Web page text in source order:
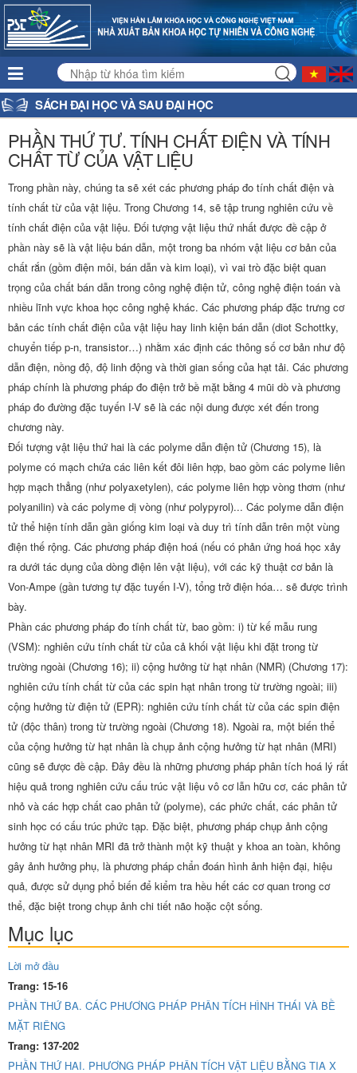
SÁCH ĐẠI HỌC VÀ SAU ĐẠI HỌC
PHẦN THỨ TƯ. TÍNH CHẤT ĐIỆN VÀ TÍNH
CHẤT TỪ CỦA VẬT LIỆU
Trong phần này, chúng ta sẽ xét các phương pháp đo tính chất điện và
tính chất từ của vật liệu. Trong Chương 14, sẽ tập trung nghiên cứu về
tính chất điện của vật liệu. Đối tượng vật liệu thứ nhất được đề cập ở
phần này sẽ là vật liệu bán dẫn, một trong ba nhóm vật liệu cơ bản của
chất rắn (gồm điện môi, bán dẫn và kim loại), vì vai trò đặc biệt quan
trọng của chất bán dẫn trong công nghệ điện tử, công nghệ điện toán và
nhiều lĩnh vực khoa học công nghệ khác. Các phương pháp đặc trưng cơ
bản các tính chất điện của vật liệu hay linh kiện bán dẫn (diot Schottky,
chuyển tiếp p-n, transistor…) nhằm xác định các thông số cơ bản như độ
dẫn điện, nồng độ, độ linh động và thời gian sống của hạt tải. Các phương
pháp chính là phương pháp đo điện trở bề mặt bằng 4 mũi dò và phương
pháp đo đường đặc tuyến I-V sẽ là các nội dung được xét đến trong
chương này.
Đối tượng vật liệu thứ hai là các polyme dẫn điện tử (Chương 15), là
polyme có mạch chứa các liên kết đôi liên hợp, bao gồm các polyme liên
hợp mạch thẳng (như polyaxetylen), các polyme liên hợp vòng thơm (như
polyanilin) và các polyme dị vòng (như polypyrol)... Các polyme dẫn điện
tử thể hiện tính dẫn gần giống kim loại và duy trì tính dẫn trên một vùng
điện thế rộng. Các phương pháp điện hoá (nếu có phản ứng hoá học xảy
ra dưới tác dụng của dòng điện lên vật liệu), với các kỹ thuật cơ bản là
Von-Ampe (gần tương tự đặc tuyến I-V), tổng trở điện hóa… sẽ được trình
bày.
Phần các phương pháp đo tính chất từ, bao gồm: i) từ kế mẫu rung
(VSM): nghiên cứu tính chất từ của cả khối vật liệu khi đặt trong từ
trường ngoài (Chương 16); ii) cộng hưởng từ hạt nhân (NMR) (Chương 17):
nghiên cứu tính chất từ của các spin hạt nhân trong từ trường ngoài; iii)
cộng hưởng từ điện tử (EPR): nghiên cứu tính chất từ của các spin điện
tử (độc thân) trong từ trường ngoài (Chương 18). Ngoài ra, một biến thể
của cộng hưởng từ hạt nhân là chụp ảnh cộng hưởng từ hạt nhân (MRI)
cũng sẽ được đề cập. Đây đều là những phương pháp phân tích hoá lý rất
hiệu quả trong nghiên cứu cấu trúc vật liệu vô cơ lẫn hữu cơ, các phân tử
nhỏ và các hợp chất cao phân tử (polyme), các phức chất, các phân tử
sinh học có cấu trúc phức tạp. Đặc biệt, phương pháp chụp ảnh cộng
hưởng từ hạt nhân MRI đã trở thành một kỹ thuật y khoa an toàn, không
gây ảnh hưởng phụ, là phương pháp chẩn đoán hình ảnh hiện đại, hiệu
quả, được sử dụng phổ biến để kiểm tra hều hết các cơ quan trong cơ
thể, đặc biệt trong chụp ảnh chi tiết não hoặc cột sống.
Mục lục
Lời mở đầu
Trang: 15-16
PHẦN THỨ BA. CÁC PHƯƠNG PHÁP PHÂN TÍCH HÌNH THÁI VÀ BỀ
MẶT RIÊNG
Trang: 137-202
PHẦN THỨ HAI. PHƯƠNG PHÁP PHÂN TÍCH VẬT LIỆU BẰNG TIA X